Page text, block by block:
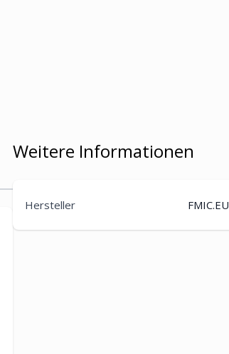
Weitere Informationen
Hersteller FMIC.EU